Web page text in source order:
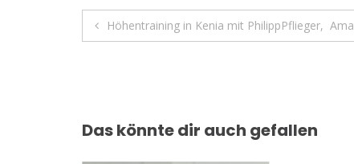
Beitragsnavigation
Höhentraining in Kenia mit PhilippPflieger,
Das könnte dir auch gefallen